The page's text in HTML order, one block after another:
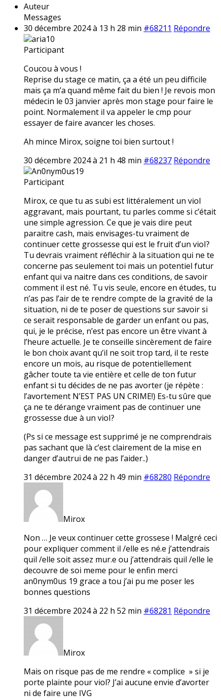
Auteur
Messages
30 décembre 2024 à 13 h 28 min #68211 Répondre
aria10
Participant
Coucou à vous !
Reprise du stage ce matin, ça a été un peu difficile
mais ça m’a quand même fait du bien ! Je revois mon
médecin le 03 janvier après mon stage pour faire le
point. Normalement il va appeler le cmp pour
essayer de faire avancer les choses.
Ah mince Mirox, soigne toi bien surtout !
30 décembre 2024 à 21 h 48 min #68237 Répondre
An0nym0us19
Participant
Mirox, ce que tu as subi est littéralement un vioI
aggravant, mais pourtant, tu parles comme si c’était
une simple agression. Ce que je vais dire peut
paraitre cash, mais envisages-tu vraiment de
continuer cette grossesse qui est le fruit d’un vioI?
Tu devrais vraiment réfléchir à la situation qui ne te
concerne pas seulement toi mais un potentiel futur
enfant qui va naitre dans ces conditions, de savoir
comment il est né. Tu vis seule, encore en études, tu
n’as pas l’air de te rendre compte de la gravité de la
situation, ni de te poser de questions sur savoir si
ce serait responsable de garder un enfant ou pas,
qui, je le précise, n’est pas encore un être vivant à
l’heure actuelle. Je te conseille sincèrement de faire
le bon choix avant qu’il ne soit trop tard, il te reste
encore un mois, au risque de potentiellement
gâcher toute ta vie entière et celle de ton futur
enfant si tu décides de ne pas avorter (je répète :
l’avortement N’EST PAS UN CRIME!) Es-tu sûre que
ça ne te dérange vraiment pas de continuer une
grossesse due à un vioI?
(Ps si ce message est supprimé je ne comprendrais
pas sachant que là c’est clairement de la mise en
danger d’autrui de ne pas l’aider..)
31 décembre 2024 à 22 h 49 min #68280 Répondre
Mirox
Non … Je veux continuer cette grossese ! Malgré ceci
pour expliquer comment il /elle es né.e j’attendrais
quil /elle soit assez mur.e ou j’attendrais quil /elle le
decouvre de soi meme pour le enfin merci
an0nym0us 19 grace a tou j’ai pu me poser les
bonnes questions
31 décembre 2024 à 22 h 52 min #68281 Répondre
Mirox
Mais on risque pas de me rendre « complice » si je
porte plainte pour viol? J’ai aucune envie d’avorter
ni de faire une IVG